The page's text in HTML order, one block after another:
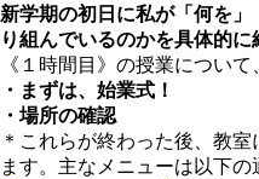
新学期の初日に私が「何を
り組んでいるのかを具体的に
《１時間目》の授業につい
・まずは、始業式！
・場所の確認
＊これらが終わった後、教
ます。主なメニューは以下の